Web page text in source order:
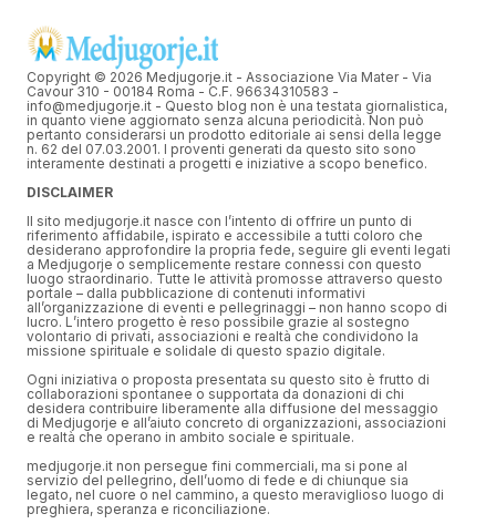
Copyright © 2026 Medjugorje.it - Associazione Via Mater - Via
Cavour 310 - 00184 Roma - C.F. 96634310583 -
info@medjugorje.it - Questo blog non è una testata giornalistica,
in quanto viene aggiornato senza alcuna periodicità. Non può
pertanto considerarsi un prodotto editoriale ai sensi della legge
n. 62 del 07.03.2001. I proventi generati da questo sito sono
interamente destinati a progetti e iniziative a scopo benefico.
DISCLAIMER
Il sito medjugorje.it nasce con l’intento di offrire un punto di
riferimento affidabile, ispirato e accessibile a tutti coloro che
desiderano approfondire la propria fede, seguire gli eventi legati
a Medjugorje o semplicemente restare connessi con questo
luogo straordinario. Tutte le attività promosse attraverso questo
portale – dalla pubblicazione di contenuti informativi
all’organizzazione di eventi e pellegrinaggi – non hanno scopo di
lucro. L’intero progetto è reso possibile grazie al sostegno
volontario di privati, associazioni e realtà che condividono la
missione spirituale e solidale di questo spazio digitale.
Ogni iniziativa o proposta presentata su questo sito è frutto di
collaborazioni spontanee o supportata da donazioni di chi
desidera contribuire liberamente alla diffusione del messaggio
di Medjugorje e all’aiuto concreto di organizzazioni, associazioni
e realtà che operano in ambito sociale e spirituale.
medjugorje.it non persegue fini commerciali, ma si pone al
servizio del pellegrino, dell’uomo di fede e di chiunque sia
legato, nel cuore o nel cammino, a questo meraviglioso luogo di
preghiera, speranza e riconciliazione.